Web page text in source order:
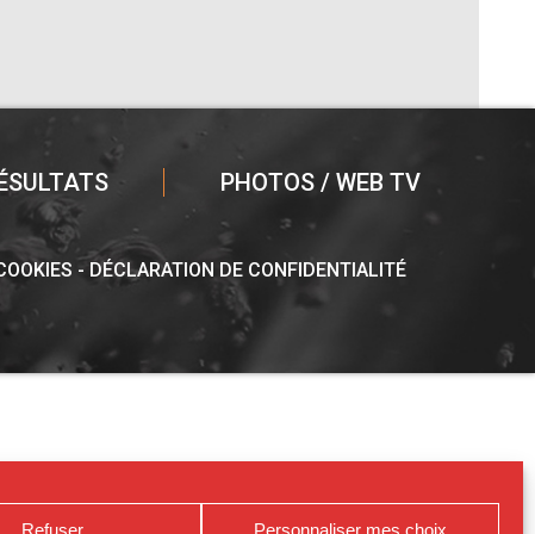
Refuser Personnaliser mes choix
PHOTOS / WEB TV
DÉCLARATION DE CONFIDENTIALITÉ